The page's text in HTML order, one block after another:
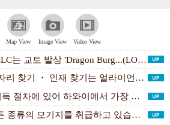
Map View Image View Video View
발상 'Dragon Burg...(LOVE AND POWER LLC（D...)
라이언스 퍼스널에 맡겨주세...(アライアンスパーソネル （人材紹介・派遣...)
와이에서 가장 경험이 풍부한 변호...(Kagimoto, Elton S. A...)
취급하고 있습니다. 구입, 재융...(Kana Makino - WEST C...)